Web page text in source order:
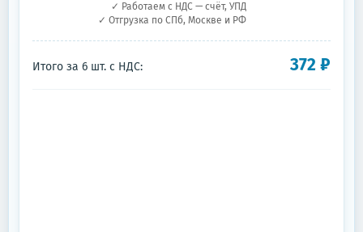
✓ Работаем с НДС — счёт, УПД
✓ Отгрузка по СПб, Москве и РФ
Итого за 6 шт. с НДС: 372 ₽